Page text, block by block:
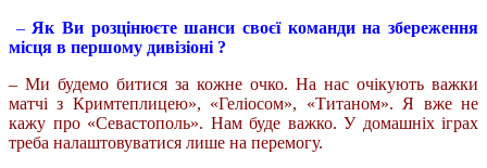
– Як Ви розцінюєте шанси своєї команди на збереження
місця в першому дивізіоні ?
– Ми будемо битися за кожне очко. На нас очікують важки
матчі з Кримтеплицею», «Геліосом», «Титаном». Я вже не
кажу про «Севастополь». Нам буде важко. У домашніх іграх
треба налаштовуватися лише на перемогу.